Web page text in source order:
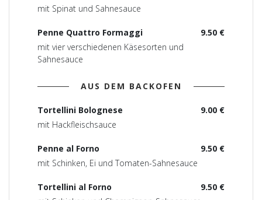
mit Spinat und Sahnesauce
9.50 €
Penne Quattro Formaggi
mit vier verschiedenen Käsesorten und
Sahnesauce
AUS DEM BACKOFEN
9.00 €
Tortellini Bolognese
mit Hackfleischsauce
9.50 €
Penne al Forno
mit Schinken, Ei und Tomaten-Sahnesauce
9.50 €
Tortellini al Forno